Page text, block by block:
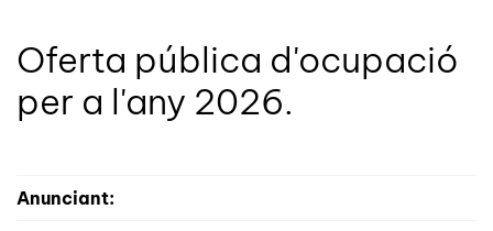
Oferta pública d'ocupació
per a l'any 2026.
Anunciant: